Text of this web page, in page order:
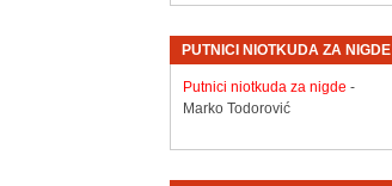
PUTNICI NIOTKUDA ZA NIGDE
Putnici niotkuda za nigde -
Marko Todorović